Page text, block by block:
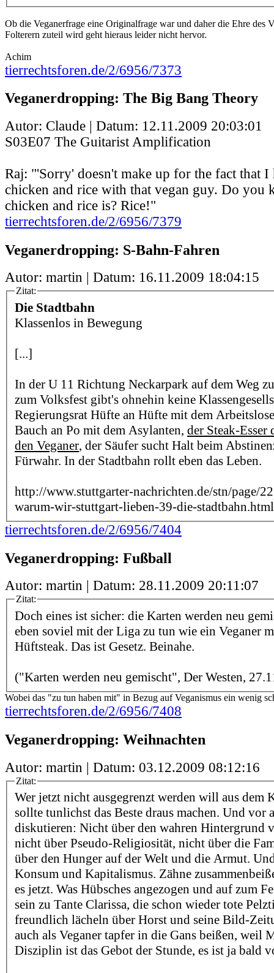
Ob die Veganerfrage eine Originalfrage war und daher die Ehre des
Folterern zuteil wird geht hieraus leider nicht hervor.
Achim
tierrechtsforen.de/2/6956/7373
Veganerdropping: The Big Bang Theory
Autor: Claude | Datum: 12.11.2009 20:03:01
S03E07 The Guitarist Amplification
Raj: "'Sorry' doesn't make up for the fact that I
chicken and rice with that vegan guy. Do you
chicken and rice is? Rice!"
tierrechtsforen.de/2/6956/7379
Veganerdropping: S-Bahn-Fahren
Autor: martin | Datum: 16.11.2009 18:04:15
Zitat:
Die Stadtbahn
Klassenlos in Bewegung
[...]
In der U 11 Richtung Neckarpark auf dem Weg
zum Volksfest gibt's ohnehin keine
Regierungsrat Hüfte an Hüfte mit dem
Bauch an Po mit dem Asylanten, der Steak-Esser
den Veganer, der Säufer sucht Halt beim
Fürwahr. In der Stadtbahn rollt eben das Leben.
http://www.stuttgarter-nachrichten.de/stn/page/
warum-wir-stuttgart-lieben-39-die-stadtbahn.html
tierrechtsforen.de/2/6956/7404
Veganerdropping: Fußball
Autor: martin | Datum: 28.11.2009 20:11:07
Zitat:
Doch eines ist sicher: die Karten werden neu
eben soviel mit der Liga zu tun wie ein Veganer
Hüftsteak. Das ist Gesetz. Beinahe.
("Karten werden neu gemischt", Der Westen,
Wobei das "zu tun haben mit" in Bezug auf Veganismus ein wenig
tierrechtsforen.de/2/6956/7408
Veganerdropping: Weihnachten
Autor: martin | Datum: 03.12.2009 08:12:16
Zitat:
Wer jetzt nicht ausgegrenzt werden will aus dem
sollte tunlichst das Beste draus machen. Und vor
diskutieren: Nicht über den wahren Hintergrund
nicht über Pseudo-Religiosität, nicht über die
über den Hunger auf der Welt und die Armut.
Konsum und Kapitalismus. Zähne
es jetzt. Was Hübsches angezogen und auf zum
sein zu Tante Clarissa, die schon wieder tote
freundlich lächeln über Horst und seine Bild-
auch als Veganer tapfer in die Gans beißen, weil
Disziplin ist das Gebot der Stunde, es ist ja bald